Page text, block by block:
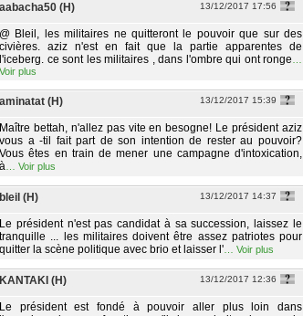
aabacha50 (H) 13/12/2017 17:56
@ Bleil, les militaires ne quitteront le pouvoir que sur des
civières. aziz n'est en fait que la partie apparentes de
l'iceberg. ce sont les militaires , dans l'ombre qui ont ronge
Voir plus
aminatat (H) 13/12/2017 15:39
Maître bettah, n'allez pas vite en besogne! Le président aziz
vous a -til fait part de son intention de rester au pouvoir?
Vous êtes en train de mener une campagne d'intoxication,
à
Voir plus
bleil (H) 13/12/2017 14:37
Le président n'est pas candidat à sa succession, laissez le
tranquille ... les militaires doivent être assez patriotes pour
quitter la scène politique avec brio et laisser l'
Voir plus
KANTAKI (H) 13/12/2017 12:36
Le président est fondé à pouvoir aller plus loin dans